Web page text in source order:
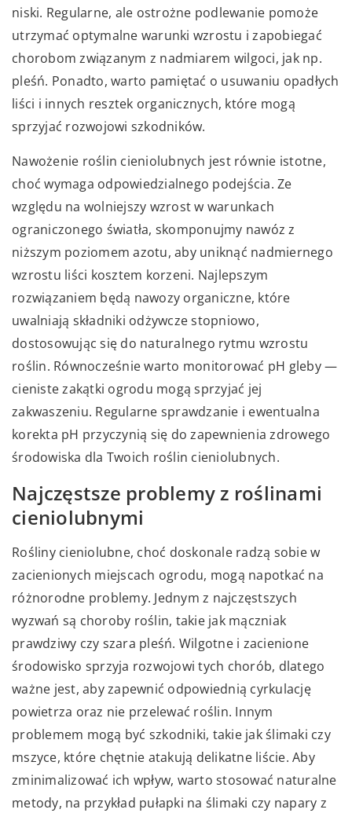
niski. Regularne, ale ostrożne podlewanie pomoże
utrzymać optymalne warunki wzrostu i zapobiegać
chorobom związanym z nadmiarem wilgoci, jak np.
pleśń. Ponadto, warto pamiętać o usuwaniu opadłych
liści i innych resztek organicznych, które mogą
sprzyjać rozwojowi szkodników.
Nawożenie roślin cieniolubnych jest równie istotne,
choć wymaga odpowiedzialnego podejścia. Ze
względu na wolniejszy wzrost w warunkach
ograniczonego światła, skomponujmy nawóz z
niższym poziomem azotu, aby uniknąć nadmiernego
wzrostu liści kosztem korzeni. Najlepszym
rozwiązaniem będą nawozy organiczne, które
uwalniają składniki odżywcze stopniowo,
dostosowując się do naturalnego rytmu wzrostu
roślin. Równocześnie warto monitorować pH gleby —
cieniste zakątki ogrodu mogą sprzyjać jej
zakwaszeniu. Regularne sprawdzanie i ewentualna
korekta pH przyczynią się do zapewnienia zdrowego
środowiska dla Twoich roślin cieniolubnych.
Najczęstsze problemy z roślinami
cieniolubnymi
Rośliny cieniolubne, choć doskonale radzą sobie w
zacienionych miejscach ogrodu, mogą napotkać na
różnorodne problemy. Jednym z najczęstszych
wyzwań są choroby roślin, takie jak mączniak
prawdziwy czy szara pleśń. Wilgotne i zacienione
środowisko sprzyja rozwojowi tych chorób, dlatego
ważne jest, aby zapewnić odpowiednią cyrkulację
powietrza oraz nie przelewać roślin. Innym
problemem mogą być szkodniki, takie jak ślimaki czy
mszyce, które chętnie atakują delikatne liście. Aby
zminimalizować ich wpływ, warto stosować naturalne
metody, na przykład pułapki na ślimaki czy napary z